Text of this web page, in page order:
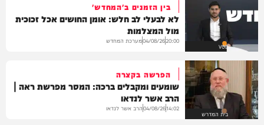
VOD
בין הזמנים ב'המחדש'
לא לבעלי לב חלש: אומן החושים אכל זכוכית
מול המצלמות
20:00
04/08/26מערכת המחדש
בית המדרש
הפרשה בקצרה
שומעים ומקבלים ברכה: המסר מפרשת ראה |
הרב אשר לנדאו
14:02
04/08/26הרב אשר לנדאו